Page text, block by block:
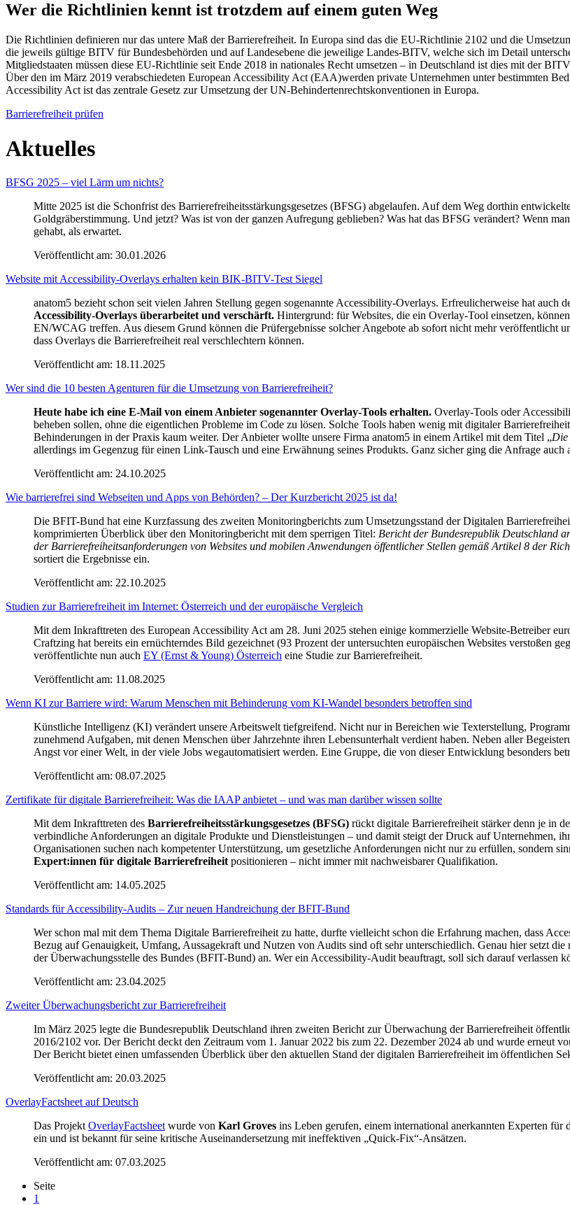
Wer die Richtlinien kennt ist trotzdem auf einem guten Weg
Die Richtlinien definieren nur das untere Maß der Barrierefreiheit. In Europa sind das die EU-Richtlinie 2102 und die
die jeweils gültige BITV für Bundesbehörden und auf Landesebene die jeweilige Landes-BITV, welche sich im Detail
Mitgliedstaaten müssen diese EU-Richtlinie seit Ende 2018 in nationales Recht umsetzen – in Deutschland ist dies mit der
Über den im März 2019 verabschiedeten European Accessibility Act (EAA)werden private Unternehmen unter bestimmten
Accessibility Act ist das zentrale Gesetz zur Umsetzung der UN-Behindertenrechtskonventionen in Europa.
Barrierefreiheit prüfen
Aktuelles
BFSG 2025 – viel Lärm um nichts?
Mitte 2025 ist die Schonfrist des Barrierefreiheitsstärkungsgesetzes (BFSG) abgelaufen. Auf dem Weg dorthin
Goldgräberstimmung. Und jetzt? Was ist von der ganzen Aufregung geblieben? Was hat das BFSG verändert? Wenn
gehabt, als erwartet.
Veröffentlicht am: 30.01.2026
Website mit Accessibility-Overlays erhalten kein BIK-BITV-Test Siegel
anatom5 bezieht schon seit vielen Jahren Stellung gegen sogenannte Accessibility-Overlays. Erfreulicherweise hat
Accessibility-Overlays überarbeitet und verschärft. Hintergrund: für Websites, die ein Overlay-Tool einsetzen,
EN/WCAG treffen. Aus diesem Grund können die Prüfergebnisse solcher Angebote ab sofort nicht mehr veröffentlicht
dass Overlays die Barrierefreiheit real verschlechtern können.
Veröffentlicht am: 18.11.2025
Wer sind die 10 besten Agenturen für die Umsetzung von Barrierefreiheit?
Heute habe ich eine E-Mail von einem Anbieter sogenannter Overlay-Tools erhalten. Overlay-Tools oder
beheben sollen, ohne die eigentlichen Probleme im Code zu lösen. Solche Tools haben wenig mit digitaler
Behinderungen in der Praxis kaum weiter. Der Anbieter wollte unsere Firma anatom5 in einem Artikel mit dem Titel „Die
allerdings im Gegenzug für einen Link-Tausch und eine Erwähnung seines Produkts. Ganz sicher ging die Anfrage auch
Veröffentlicht am: 24.10.2025
Wie barrierefrei sind Webseiten und Apps von Behörden? – Der Kurzbericht 2025 ist da!
Die BFIT-Bund hat eine Kurzfassung des zweiten Monitoringberichts zum Umsetzungsstand der Digitalen
komprimierten Überblick über den Monitoringbericht mit dem sperrigen Titel: Bericht der Bundesrepublik Deutschland
der Barrierefreiheitsanforderungen von Websites und mobilen Anwendungen öffentlicher Stellen gemäß Artikel 8 der
sortiert die Ergebnisse ein.
Veröffentlicht am: 22.10.2025
Studien zur Barrierefreiheit im Internet: Österreich und der europäische Vergleich
Mit dem Inkrafttreten des European Accessibility Act am 28. Juni 2025 stehen einige kommerzielle Website-Betreiber
Craftzing hat bereits ein ernüchterndes Bild gezeichnet (93 Prozent der untersuchten europäischen Websites verstoßen
veröffentlichte nun auch EY (Ernst & Young) Österreich eine Studie zur Barrierefreiheit.
Veröffentlicht am: 11.08.2025
Wenn KI zur Barriere wird: Warum Menschen mit Behinderung vom KI-Wandel besonders betroffen sind
Künstliche Intelligenz (KI) verändert unsere Arbeitswelt tiefgreifend. Nicht nur in Bereichen wie Texterstellung,
zunehmend Aufgaben, mit denen Menschen über Jahrzehnte ihren Lebensunterhalt verdient haben. Neben aller
Angst vor einer Welt, in der viele Jobs wegautomatisiert werden. Eine Gruppe, die von dieser Entwicklung besonders
Veröffentlicht am: 08.07.2025
Zertifikate für digitale Barrierefreiheit: Was die IAAP anbietet – und was man darüber wissen sollte
Mit dem Inkrafttreten des Barrierefreiheitsstärkungsgesetzes (BFSG) rückt digitale Barrierefreiheit stärker denn je in
verbindliche Anforderungen an digitale Produkte und Dienstleistungen – und damit steigt der Druck auf Unternehmen,
Organisationen suchen nach kompetenter Unterstützung, um gesetzliche Anforderungen nicht nur zu erfüllen, sondern
Expert:innen für digitale Barrierefreiheit positionieren – nicht immer mit nachweisbarer Qualifikation.
Veröffentlicht am: 14.05.2025
Standards für Accessibility-Audits – Zur neuen Handreichung der BFIT-Bund
Wer schon mal mit dem Thema Digitale Barrierefreiheit zu hatte, durfte vielleicht schon die Erfahrung machen, dass
Bezug auf Genauigkeit, Umfang, Aussagekraft und Nutzen von Audits sind oft sehr unterschiedlich. Genau hier setzt die
der Überwachungsstelle des Bundes (BFIT-Bund) an. Wer ein Accessibility-Audit beauftragt, soll sich darauf verlassen
Veröffentlicht am: 23.04.2025
Zweiter Überwachungsbericht zur Barrierefreiheit
Im März 2025 legte die Bundesrepublik Deutschland ihren zweiten Bericht zur Überwachung der Barrierefreiheit
2016/2102 vor. Der Bericht deckt den Zeitraum vom 1. Januar 2022 bis zum 22. Dezember 2024 ab und wurde erneut
Der Bericht bietet einen umfassenden Überblick über den aktuellen Stand der digitalen Barrierefreiheit im öffentlichen
Veröffentlicht am: 20.03.2025
OverlayFactsheet auf Deutsch
Das Projekt OverlayFactsheet wurde von Karl Groves ins Leben gerufen, einem international anerkannten Experten
ein und ist bekannt für seine kritische Auseinandersetzung mit ineffektiven „Quick-Fix“-Ansätzen.
Veröffentlicht am: 07.03.2025
Seite
1